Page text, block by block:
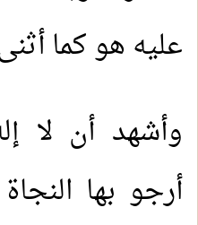
عليه هو كما
وأشهد أن لا
أرجو بها